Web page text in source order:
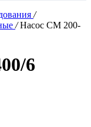
/
/ Насос СМ 200-
6